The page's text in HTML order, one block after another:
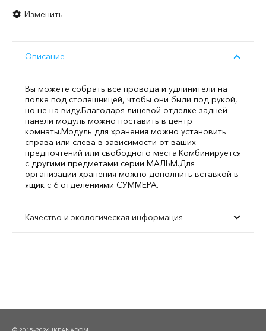
Изменить
Описание
Вы можете собрать все провода и удлинители на
полке под столешницей, чтобы они были под рукой,
но не на виду.Благодаря лицевой отделке задней
панели модуль можно поставить в центр
комнаты.Модуль для хранения можно установить
справа или слева в зависимости от ваших
предпочтений или свободного места.Комбинируется
с другими предметами серии МАЛЬМ.Для
организации хранения можно дополнить вставкой в
ящик с 6 отделениями СУММЕРА.
Качество и экологическая информация